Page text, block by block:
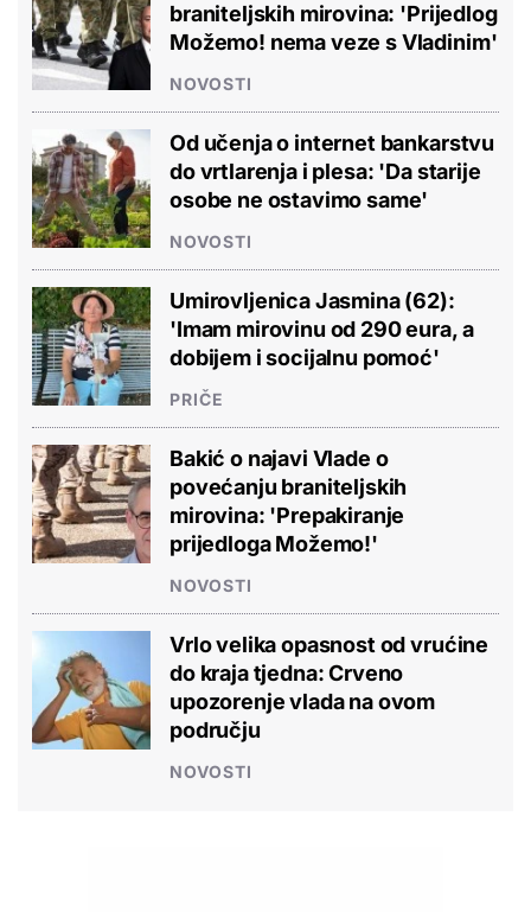
braniteljskih mirovina: 'Prijedlog
Možemo! nema veze s Vladinim'
NOVOSTI
Od učenja o internet bankarstvu
do vrtlarenja i plesa: 'Da starije
osobe ne ostavimo same'
NOVOSTI
Umirovljenica Jasmina (62):
'Imam mirovinu od 290 eura, a
dobijem i socijalnu pomoć'
PRIČE
Bakić o najavi Vlade o
povećanju braniteljskih
mirovina: 'Prepakiranje
prijedloga Možemo!'
NOVOSTI
Vrlo velika opasnost od vrućine
do kraja tjedna: Crveno
upozorenje vlada na ovom
području
NOVOSTI